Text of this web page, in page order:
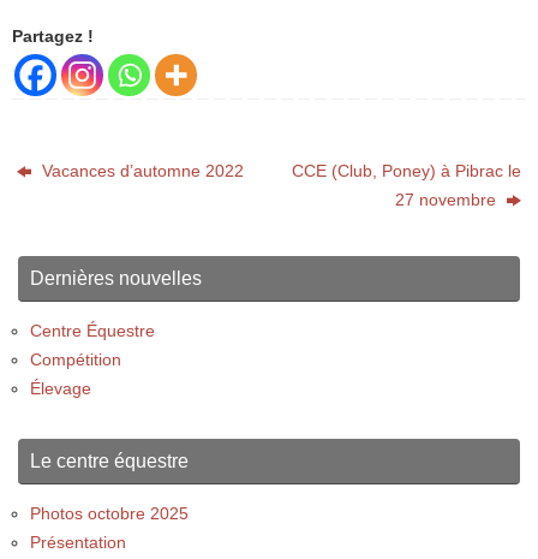
Partagez !
Vacances d’automne 2022
CCE (Club, Poney) à Pibrac le
27 novembre
Dernières nouvelles
Centre Équestre
Compétition
Élevage
Le centre équestre
Photos octobre 2025
Présentation